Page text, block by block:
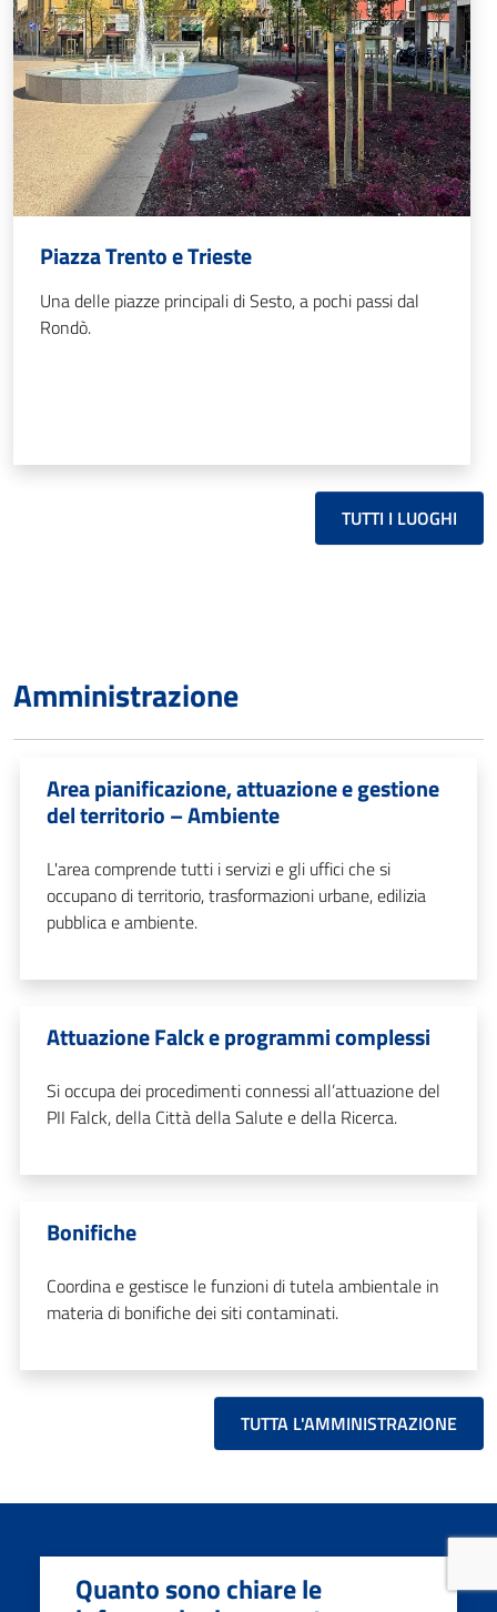
Piazza Trento e Trieste
Una delle piazze principali di Sesto, a pochi passi dal
Rondò.
TUTTI I LUOGHI
Amministrazione
Area pianificazione, attuazione e gestione
del territorio – Ambiente
L'area comprende tutti i servizi e gli uffici che si
occupano di territorio, trasformazioni urbane, edilizia
pubblica e ambiente.
Attuazione Falck e programmi complessi
Si occupa dei procedimenti connessi all’attuazione del
PII Falck, della Città della Salute e della Ricerca.
Bonifiche
Coordina e gestisce le funzioni di tutela ambientale in
materia di bonifiche dei siti contaminati.
TUTTA L'AMMINISTRAZIONE
Quanto sono chiare le